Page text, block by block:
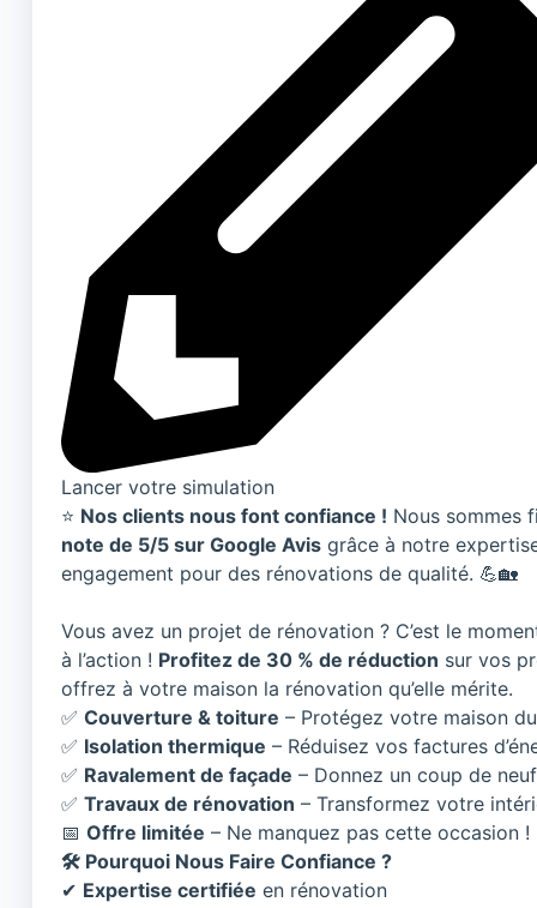
Lancer votre simulation
⭐ Nos clients nous font confiance ! Nous sommes
note de 5/5 sur Google Avis grâce à notre
engagement pour des rénovations de qualité. 💪🏡
Vous avez un projet de rénovation ? C’est le
à l’action ! Profitez de 30 % de réduction sur vos
offrez à votre maison la rénovation qu’elle mérite.
✅Couverture & toiture – Protégez votre maison
✅ Isolation thermique – Réduisez vos factures
✅ Ravalement de façade – Donnez un coup de
✅Travaux de rénovation – Transformez votre
📅Offre limitée – Ne manquez pas cette occasion !
🛠 Pourquoi Nous Faire Confiance ?
✔ Expertise certifiée en rénovation